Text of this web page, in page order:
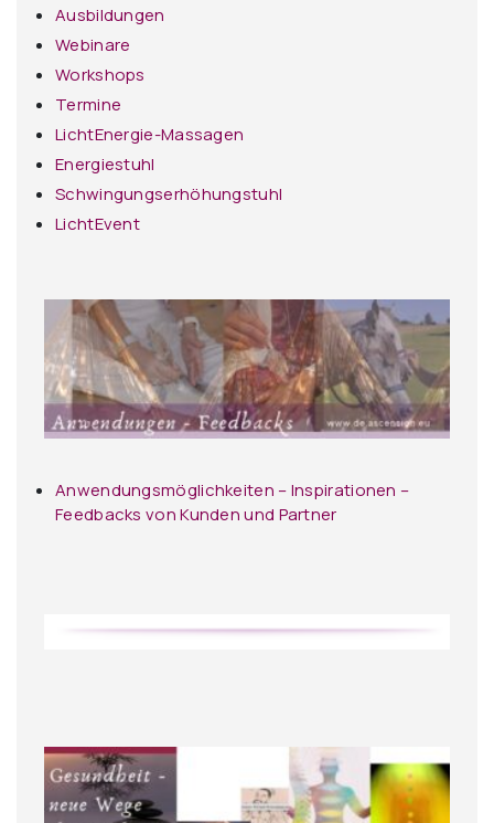
Ausbildungen
Webinare
Workshops
Termine
LichtEnergie-Massagen
Energiestuhl
Schwingungserhöhungstuhl
LichtEvent
Anwendungsmöglichkeiten – Inspirationen –
Feedbacks von Kunden und Partner